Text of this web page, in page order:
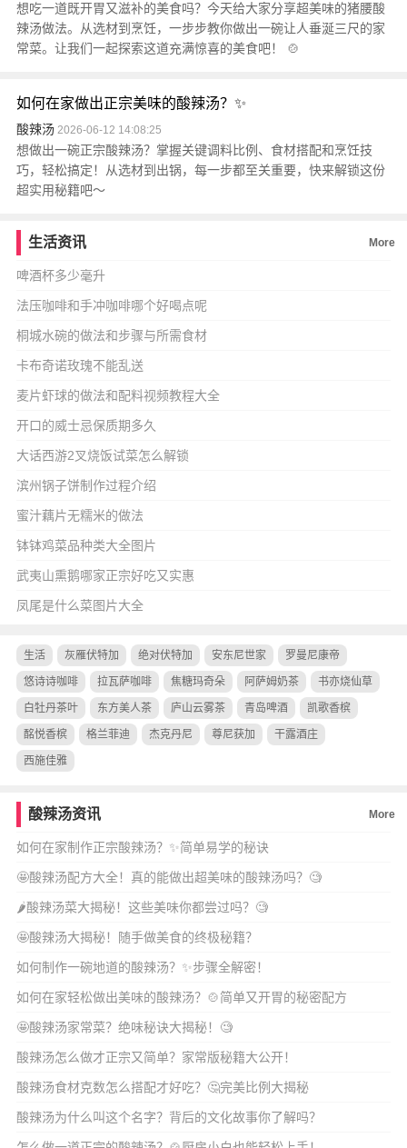
想吃一道既开胃又滋补的美食吗？今天给大家分享超美味的猪腰酸
辣汤做法。从选材到烹饪，一步步教你做出一碗让人垂涎三尺的家
常菜。让我们一起探索这道充满惊喜的美食吧！ 🍲
如何在家做出正宗美味的酸辣汤？✨
酸辣汤2026-06-12 14:08:25
想做出一碗正宗酸辣汤？掌握关键调料比例、食材搭配和烹饪技
巧，轻松搞定！从选材到出锅，每一步都至关重要，快来解锁这份
超实用秘籍吧～
生活资讯 More
啤酒杯多少毫升
法压咖啡和手冲咖啡哪个好喝点呢
桐城水碗的做法和步骤与所需食材
卡布奇诺玫瑰不能乱送
麦片虾球的做法和配料视频教程大全
开口的威士忌保质期多久
大话西游2叉烧饭试菜怎么解锁
滨州锅子饼制作过程介绍
蜜汁藕片无糯米的做法
钵钵鸡菜品种类大全图片
武夷山熏鹅哪家正宗好吃又实惠
凤尾是什么菜图片大全
生活 灰雁伏特加 绝对伏特加 安东尼世家 罗曼尼康帝
悠诗诗咖啡 拉瓦萨咖啡 焦糖玛奇朵 阿萨姆奶茶 书亦烧仙草
白牡丹茶叶 东方美人茶 庐山云雾茶 青岛啤酒 凯歌香槟
酩悦香槟 格兰菲迪 杰克丹尼 尊尼获加 干露酒庄
西施佳雅
酸辣汤资讯 More
如何在家制作正宗酸辣汤？✨简单易学的秘诀
🤩酸辣汤配方大全！真的能做出超美味的酸辣汤吗？🧐
🌶️酸辣汤菜大揭秘！这些美味你都尝过吗？🧐
🤩酸辣汤大揭秘！随手做美食的终极秘籍？
如何制作一碗地道的酸辣汤？✨步骤全解密！
如何在家轻松做出美味的酸辣汤？🍲简单又开胃的秘密配方
🤩酸辣汤家常菜？绝味秘诀大揭秘！🧐
酸辣汤怎么做才正宗又简单？家常版秘籍大公开！
酸辣汤食材克数怎么搭配才好吃？🤔完美比例大揭秘
酸辣汤为什么叫这个名字？背后的文化故事你了解吗？